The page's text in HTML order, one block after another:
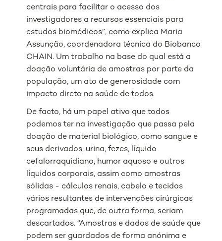
centrais para facilitar o acesso dos
investigadores a recursos essenciais para
estudos biomédicos”, como explica Maria
Assunção, coordenadora técnica do Biobanco
CHAIN. Um trabalho na base do qual está a
doação voluntária de amostras por parte da
população, um ato de generosidade com
impacto direto na saúde de todos.
De facto, há um papel ativo que todos
podemos ter na investigação que passa pela
doação de material biológico, como sangue e
seus derivados, urina, fezes, líquido
cefalorraquidiano, humor aquoso e outros
líquidos corporais, assim como amostras
sólidas - cálculos renais, cabelo e tecidos
vários resultantes de intervenções cirúrgicas
programadas que, de outra forma, seriam
descartados. “Amostras e dados de saúde que
podem ser guardados de forma anónima e